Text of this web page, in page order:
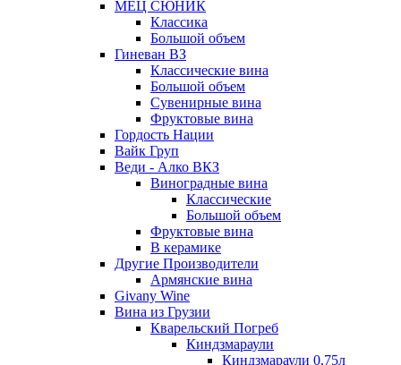
МЕЦ СЮНИК
Классика
Большой объем
Гиневан ВЗ
Классические вина
Большой объем
Сувенирные вина
Фруктовые вина
Гордость Нации
Вайк Груп
Веди - Алко ВКЗ
Виноградные вина
Классические
Большой объем
Фруктовые вина
В керамике
Другие Производители
Армянские вина
Givany Wine
Вина из Грузии
Кварельский Погреб
Киндзмараули
Киндзмараули 0,75л